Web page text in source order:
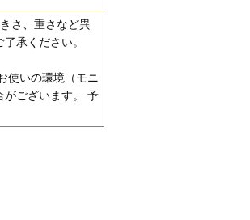
さ、重さなど異
承ください。
使いの環境（モニ
がございます。 予